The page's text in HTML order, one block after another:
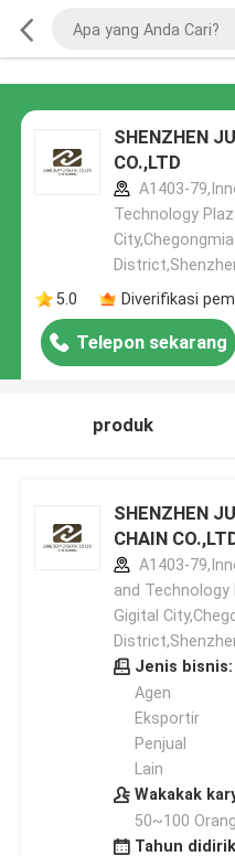
SHENZHEN
CO.,LTD
A1403-
Technology
5.0
Diverifikasi
Telepon sekarang
produk
SHENZHEN
CHAIN
A1403-
and Technology
Gigital
Jenis bisnis:
Agen
Eksportir
Penjual
Lain
Wakakak
50~100
Tahun